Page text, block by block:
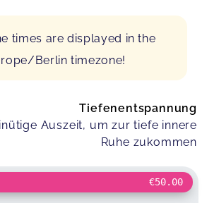
times are displayed in the
Berlin timezone!
Tiefenentspannung
Auszeit, um zur tiefe innere
Ruhe zukommen
€50.00